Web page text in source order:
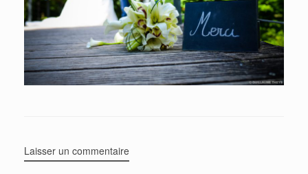
Laisser un commentaire